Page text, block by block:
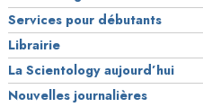
Services pour débutants
Librairie
La Scientology aujourd’hui
Nouvelles journalières